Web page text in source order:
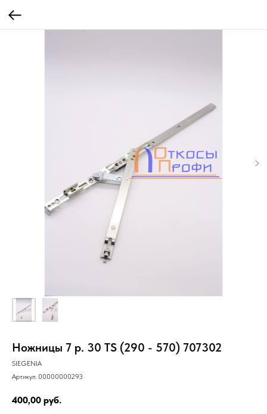
Ножницы 7 р. 30 TS (290 - 570) 707302
SIEGENIA
Артикул: 00000000293
400,00 руб.